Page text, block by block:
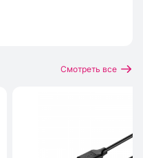
камера на
подзарядки.
Смотреть все